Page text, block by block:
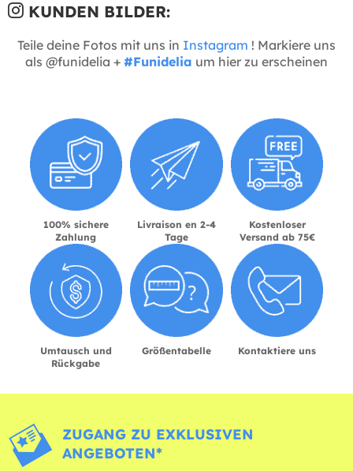
KUNDEN BILDER:
Teile deine Fotos mit uns in Instagram ! Markiere uns
als @funidelia + #Funidelia um hier zu erscheinen
100% sichere
Zahlung
Livraison en 2-4
Tage
Kostenloser
Versand ab 75€
Umtausch und
Rückgabe
Größentabelle Kontaktiere uns
ZUGANG ZU EXKLUSIVEN
ANGEBOTEN*